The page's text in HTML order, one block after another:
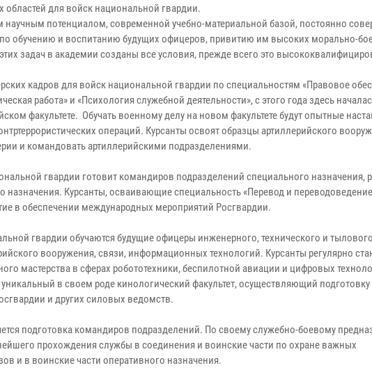
для войск национальной гвардии.
потенциалом, современной учебно-материальной базой, постоянно
обучению и воспитанию будущих офицеров, привитию им высоких морально-
задач в академии созданы все условия, прежде всего это
кадров для войск национальной гвардии по специальностям «Правовое
работа» и «Психология служебной деятельности», с этого года здесь
факультете. Обучать военному делу на новом факультете будут опытные
операций. Курсанты освоят образцы артиллерийского
и командовать артиллерийскими подразделениями.
гвардии готовит командиров подразделений специального назначения,
назначения. Курсанты, осваивающие специальность «Перевод и
в обеспечении международных мероприятий Росгвардии.
гвардии обучаются будущие офицеры инженерного, технического и тылового
вооружения, связи, информационных технологий. Курсанты регулярно
мастерства в сферах робототехники, беспилотной авиации и цифровых
уникальный в своем роде кинологический факультет, осуществляющий
и других силовых ведомств.
подготовка командиров подразделений. По своему служебно-боевому
прохождения службы в соединения и воинские части по охране важных
и в воинские части оперативного назначения.